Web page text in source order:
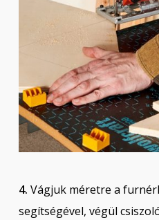
4. Vágjuk méretre a
segítségével, végül